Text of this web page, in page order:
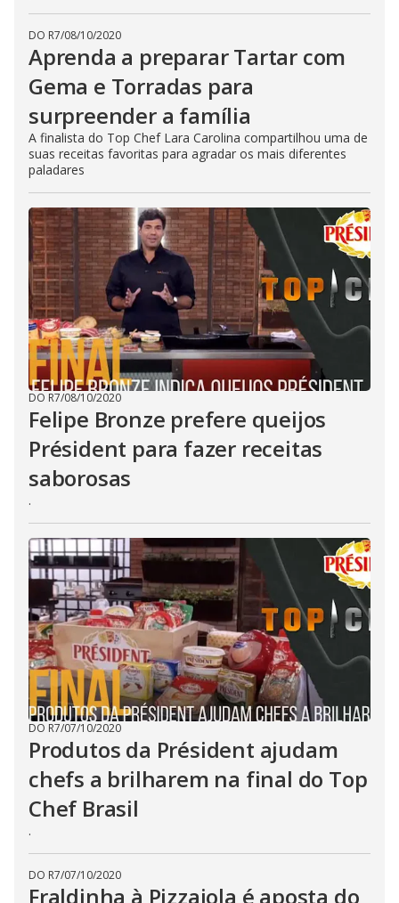
DO R7/08/10/2020
Aprenda a preparar Tartar com
Gema e Torradas para
surpreender a família
A finalista do Top Chef Lara Carolina compartilhou uma de
suas receitas favoritas para agradar os mais diferentes
paladares
DO R7/08/10/2020
Felipe Bronze prefere queijos
Président para fazer receitas
saborosas
.
DO R7/07/10/2020
Produtos da Président ajudam
chefs a brilharem na final do Top
Chef Brasil
.
DO R7/07/10/2020
Fraldinha à Pizzaiola é aposta do